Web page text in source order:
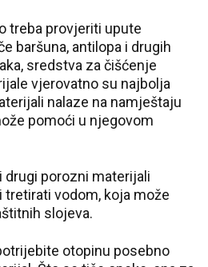
treba provjeriti upute
baršuna, antilopa i drugih
sredstva za čišćenje
vjerovatno su najbolja
nalaze na namještaju
pomoći u njegovom
drugi porozni materijali
vodom, koja može
slojeva.
otopinu posebno